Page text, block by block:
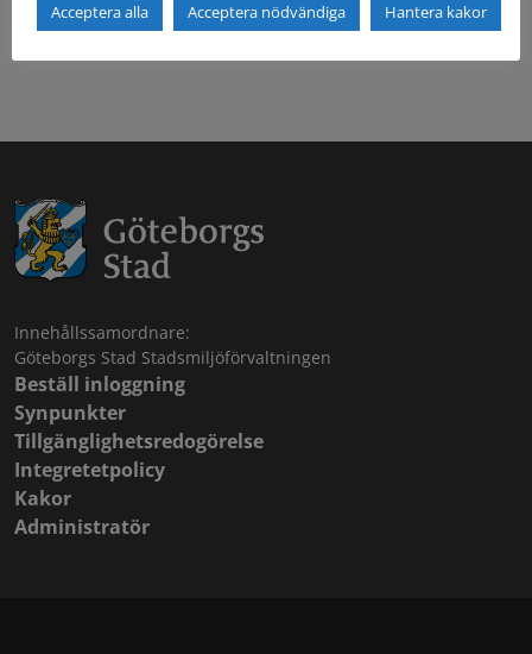
Säkerhetsordningen
Innehållssamordnare:
Göteborgs Stad Stadsmiljöförvaltningen
Beställ inloggning
Synpunkter
Tillgänglighetsredogörelse
Integretetpolicy
Kakor
Administratör
Acceptera alla Acceptera nödvändiga Hantera kakor